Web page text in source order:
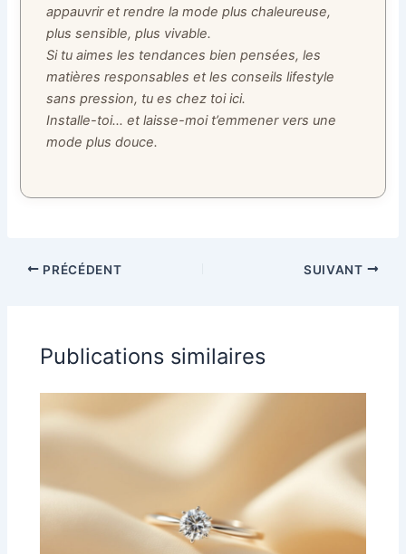
appauvrir et rendre la mode plus chaleureuse,
plus sensible, plus vivable.
Si tu aimes les tendances bien pensées, les
matières responsables et les conseils lifestyle
sans pression, tu es chez toi ici.
Installe-toi… et laisse-moi t’emmener vers une
mode plus douce.
PRÉCÉDENT SUIVANT
Publications similaires